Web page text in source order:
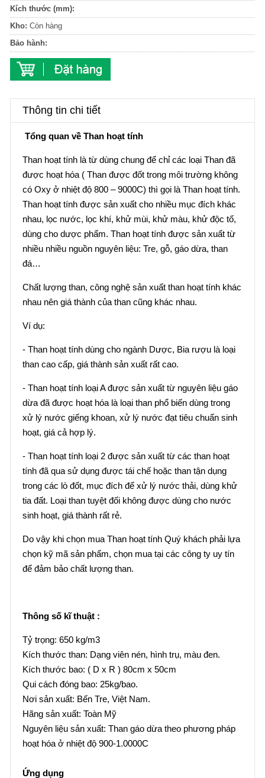
Kích thước (mm):
Kho: Còn hàng
Bảo hành:
Thông tin chi tiết
Tổng quan về Than hoạt tính
Than hoạt tính là từ dùng chung để chỉ các loại Than đã
được hoạt hóa ( Than được đốt trong môi trường không
có Oxy ở nhiệt độ 800 – 9000C) thì gọi là Than hoạt tính.
Than hoạt tính được sản xuất cho nhiều mục đích khác
nhau, lọc nước, lọc khí, khử mùi, khử màu, khử độc tố,
dùng cho dược phẩm. Than hoạt tính được sản xuất từ
nhiều nhiều nguồn nguyên liệu: Tre, gỗ, gáo dừa, than
đá…
Chất lượng than, công nghệ sản xuất than hoạt tính khác
nhau nên giá thành của than cũng khác nhau.
Ví dụ:
- Than hoạt tính dùng cho ngành Dược, Bia rượu là loại
than cao cấp, giá thành sản xuất rất cao.
- Than hoạt tính loại A được sản xuất từ nguyên liệu gáo
dừa đã được hoạt hóa là loại than phổ biến dùng trong
xử lý nước giếng khoan, xử lý nước đạt tiêu chuẩn sinh
hoạt, giá cả hợp lý.
- Than hoạt tính loại 2 được sản xuất từ các than hoạt
tính đã qua sử dụng được tái chế hoặc than tận dụng
trong các lò đốt, mục đích để xử lý nước thải, dùng khử
tia đất. Loại than tuyệt đối không được dùng cho nước
sinh hoạt, giá thành rất rẻ.
Do vậy khi chọn mua Than hoạt tính Quý khách phải lựa
chọn kỹ mã sản phẩm, chọn mua tại các công ty uy tín
để đảm bảo chất lượng than.
Thông số kĩ thuật :
Tỷ trọng: 650 kg/m3
Kích thước than: Dạng viên nén, hình trụ, màu đen.
Kích thước bao: ( D x R ) 80cm x 50cm
Qui cách đóng bao: 25kg/bao.
Nơi sản xuất: Bến Tre, Việt Nam.
Hãng sản xuất: Toàn Mỹ
Nguyên liệu sản xuất: Than gáo dừa theo phương pháp
hoạt hóa ở nhiệt độ 900-1.0000C
Ứng dụng